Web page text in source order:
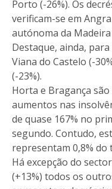
Porto (-26%). Os
verificam-se em
autónoma da Madeira
Destaque, ainda,
Viana do Castelo (-
(-23%).
Horta e Bragança
aumentos nas
de quase 167% no
segundo. Contudo,
representam 0,8% do
Há excepção do
(+13%) todos os